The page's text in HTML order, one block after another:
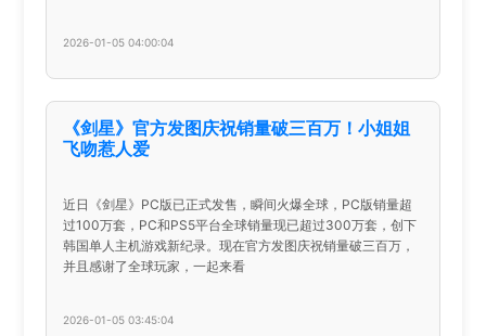
2026-01-05 04:00:04
《剑星》官方发图庆祝销量破三百万！小姐姐
飞吻惹人爱
近日《剑星》PC版已正式发售，瞬间火爆全球，PC版销量超
过100万套，PC和PS5平台全球销量现已超过300万套，创下
韩国单人主机游戏新纪录。现在官方发图庆祝销量破三百万，
并且感谢了全球玩家，一起来看
2026-01-05 03:45:04